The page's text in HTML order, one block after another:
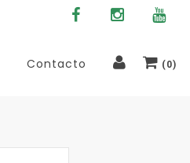
Contacto ( 0)